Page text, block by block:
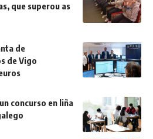
que superou as
de
de Vigo
concurso en liña